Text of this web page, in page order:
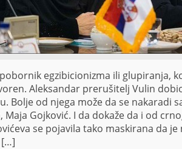
egzibicionizma ili glupiranja,
Aleksandar prerušitelj Vulin
Bolje od njega može da se nakaradi
Maja Gojković. I da dokaže da i od
se pojavila tako maskirana da je
[…]